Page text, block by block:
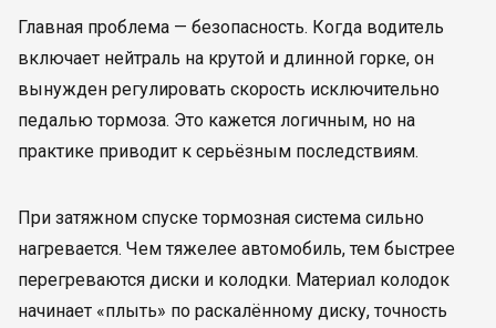
Главная проблема — безопасность. Когда водитель
включает нейтраль на крутой и длинной горке, он
вынужден регулировать скорость исключительно
педалью тормоза. Это кажется логичным, но на
практике приводит к серьёзным последствиям.
При затяжном спуске тормозная система сильно
нагревается. Чем тяжелее автомобиль, тем быстрее
перегреваются диски и колодки. Материал колодок
начинает «плыть» по раскалённому диску, точность